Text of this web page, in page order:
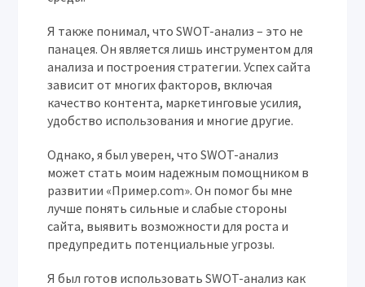
Я также понимал, что SWOT-анализ – это не
панацея. Он является лишь инструментом для
анализа и построения стратегии. Успех сайта
зависит от многих факторов, включая
качество контента, маркетинговые усилия,
удобство использования и многие другие.
Однако, я был уверен, что SWOT-анализ
может стать моим надежным помощником в
развитии «Пример.com». Он помог бы мне
лучше понять сильные и слабые стороны
сайта, выявить возможности для роста и
предупредить потенциальные угрозы.
Я был готов использовать SWOT-анализ как